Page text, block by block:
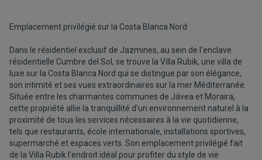
Emplacement privilégié sur la Costa Blanca Nord
Dans le résidentiel exclusif de Jazmines, au sein de l'enclave
résidentielle Cumbre del Sol, se trouve la Villa Rubik, une villa de
luxe sur la Costa Blanca Nord qui se distingue par son élégance,
son intimité et ses vues extraordinaires sur la mer Méditerranée.
Située entre les charmantes communes de Jávea et Moraira,
cette propriété allie la tranquillité d'un environnement naturel à la
proximité de tous les services nécessaires à la vie quotidienne,
tels que restaurants, école internationale, installations sportives,
supermarché et espaces verts. Son emplacement privilégié fait
de la Villa Rubik l'endroit idéal pour profiter du style de vie